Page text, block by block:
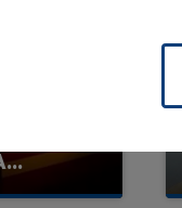
avoir